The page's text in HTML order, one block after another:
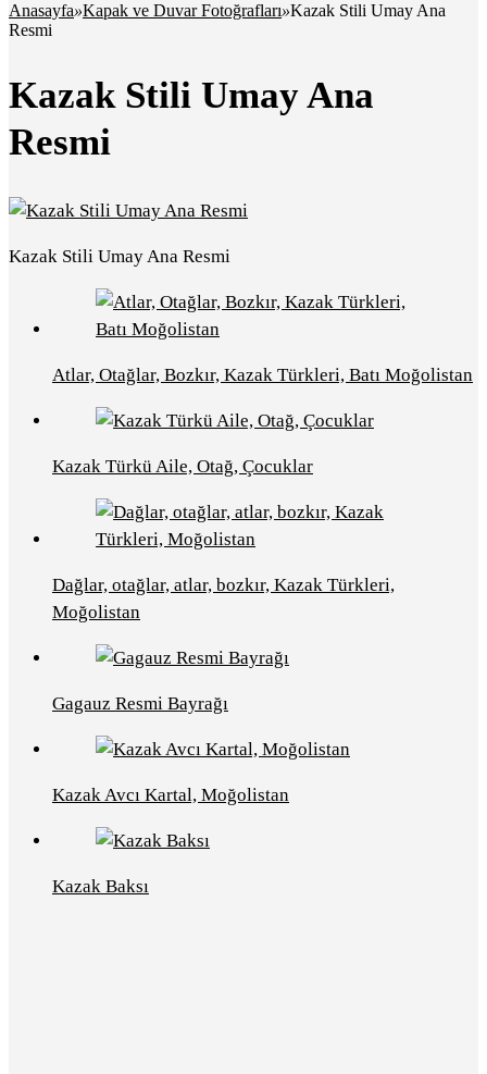
Anasayfa»Kapak ve Duvar Fotoğrafları»Kazak Stili Umay Ana
Resmi
Kazak Stili Umay Ana
Resmi
Kazak Stili Umay Ana Resmi
Atlar, Otağlar, Bozkır, Kazak Türkleri, Batı Moğolistan
Kazak Türkü Aile, Otağ, Çocuklar
Dağlar, otağlar, atlar, bozkır, Kazak Türkleri,
Moğolistan
Gagauz Resmi Bayrağı
Kazak Avcı Kartal, Moğolistan
Kazak Baksı